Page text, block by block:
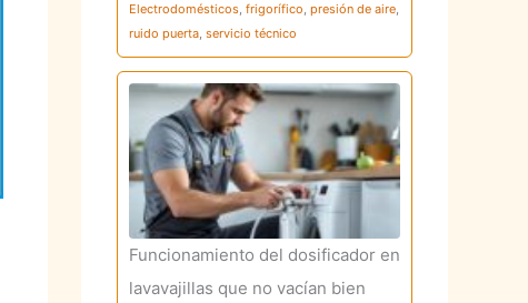
Electrodomésticos, frigorífico, presión de aire,
ruido puerta, servicio técnico
Funcionamiento del dosificador en
lavavajillas que no vacían bien